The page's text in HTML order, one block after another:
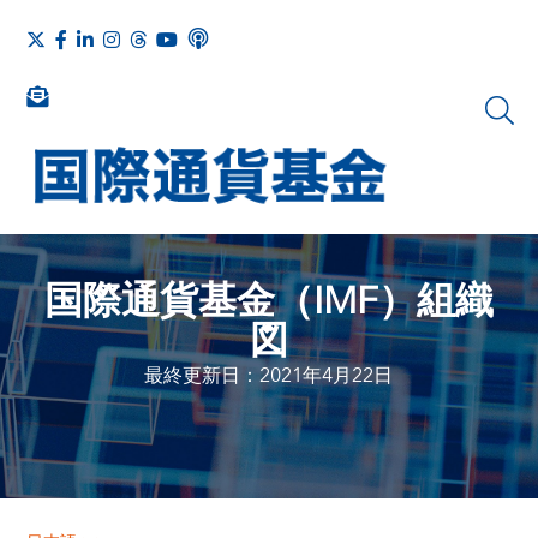
国際通貨基金（IMF）組織
図
最終更新日：2021年4月22日